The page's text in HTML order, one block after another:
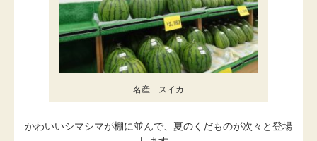
名産 スイカ
かわいいシマシマが棚に並んで、夏のくだものが次々と登場